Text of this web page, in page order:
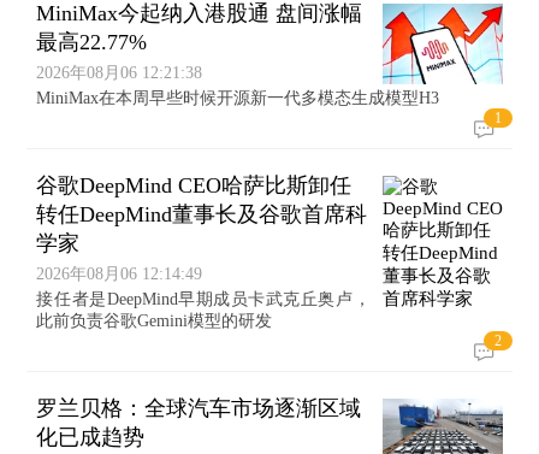
MiniMax今起纳入港股通 盘间涨幅
最高22.77%
2026年08月06 12:21:38
MiniMax在本周早些时候开源新一代多模态生成模型H3
1
谷歌DeepMind CEO哈萨比斯卸任
转任DeepMind董事长及谷歌首席科
学家
2026年08月06 12:14:49
接任者是DeepMind早期成员卡武克丘奥卢，
此前负责谷歌Gemini模型的研发
2
罗兰贝格：全球汽车市场逐渐区域
化已成趋势